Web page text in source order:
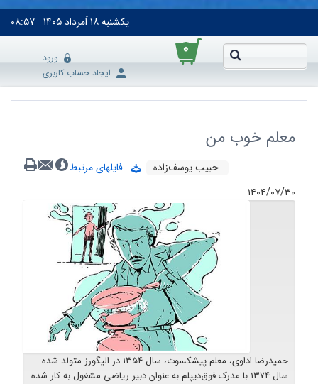
یکشنبه۱۸ اَمرداد ۱۴۰۵ ۰۸:۵۷
۰
ورود
ایجاد حساب کاربری
معلم خوب من
حبیب‌ یوسف‌زاده
فایلهای مرتبط
۱۴۰۴/۰۷/۳۰
حمید‌رضا اداوی، معلم پیشکسوت، سال ۱۳۵۴ در الیگورز متولد شده.
سال ۱۳۷۴ با مدرک فوق‌دیپلم به عنوان دبیر ریاضی مشغول به کار شده